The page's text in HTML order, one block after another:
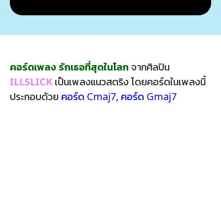
คอร์ดเพลง รักเธอที่สุดในโลก จากศิลปิน
ILLSLICK เป็นเพลงแนวสตริง โดยคอร์ดในเพลงนี้
ประกอบด้วย คอร์ด Cmaj7, คอร์ด Gmaj7